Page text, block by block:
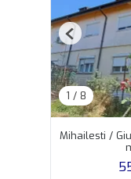
1 / 8
Previous
Mihailesti /